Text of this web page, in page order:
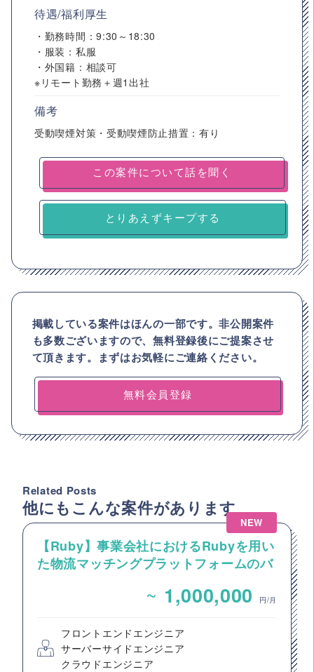
待遇/福利厚生
・勤務時間：9:30～18:30
・服装：私服
・外国籍：相談可
※リモート勤務＋週1出社
備考
受動喫煙対策・受動喫煙防止措置：有り
とりあえずキープする
掲載している案件はほんの一部です。非公開案件
も多数ございますので、無料登録後にご提案させ
て頂きます。まずはお気軽にご連絡ください。
無料会員登録
Related Posts
他にもこんな案件があります
NEW
【Ruby】事業会社におけるRubyを用い
た物流マッチングプラットフォームのバ
~ 1,000,000 円/月
フロントエンドエンジニア
サーバーサイドエンジニア
クラウドエンジニア